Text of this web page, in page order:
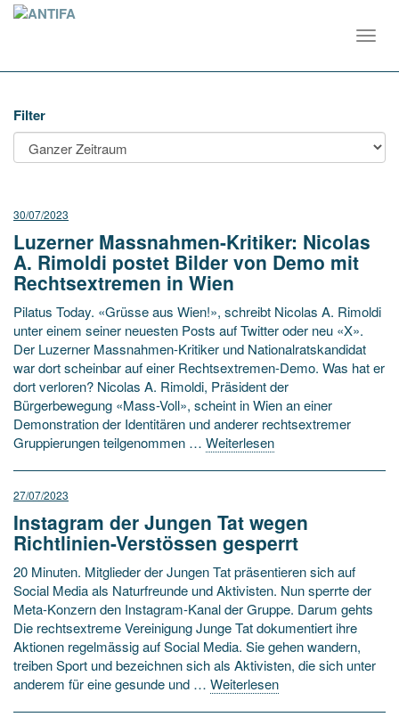
Filter
30/07/2023
Luzerner Massnahmen-Kritiker: Nicolas
A. Rimoldi postet Bilder von Demo mit
Rechtsextremen in Wien
Pilatus Today. «Grüsse aus Wien!», schreibt Nicolas A. Rimoldi
unter einem seiner neuesten Posts auf Twitter oder neu «X».
Der Luzerner Massnahmen-Kritiker und Nationalratskandidat
war dort scheinbar auf einer Rechtsextremen-Demo. Was hat er
dort verloren? Nicolas A. Rimoldi, Präsident der
Bürgerbewegung «Mass-Voll», scheint in Wien an einer
Demonstration der Identitären und anderer rechtsextremer
Gruppierungen teilgenommen … Weiterlesen
27/07/2023
Instagram der Jungen Tat wegen
Richtlinien-Verstössen gesperrt
20 Minuten. Mitglieder der Jungen Tat präsentieren sich auf
Social Media als Naturfreunde und Aktivisten. Nun sperrte der
Meta-Konzern den Instagram-Kanal der Gruppe. Darum gehts
Die rechtsextreme Vereinigung Junge Tat dokumentiert ihre
Aktionen regelmässig auf Social Media. Sie gehen wandern,
treiben Sport und bezeichnen sich als Aktivisten, die sich unter
anderem für eine gesunde und … Weiterlesen